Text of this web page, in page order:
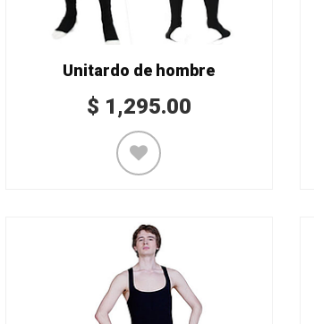
Unitardo de hombre
$ 1,295.00